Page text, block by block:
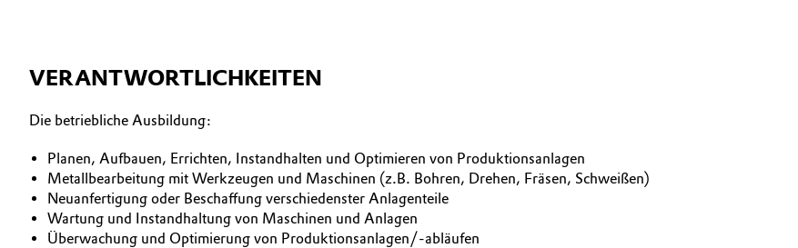
Consumer Goods & Lifestyle
Electronics & Telecommunications
Energy, Environment & Utilities
Food & Beverage
Business Lines
Karriere
VERANTWORTLICHKEITEN
Die betriebliche Ausbildung:
Planen, Aufbauen, Errichten, Instandhalten und Optimieren von Produktionsanlagen
Metallbearbeitung mit Werkzeugen und Maschinen (z.B. Bohren, Drehen, Fräsen, Schweißen)
Neuanfertigung oder Beschaffung verschiedenster Anlagenteile
Wartung und Instandhaltung von Maschinen und Anlagen
Überwachung und Optimierung von Produktionsanlagen/-abläufen